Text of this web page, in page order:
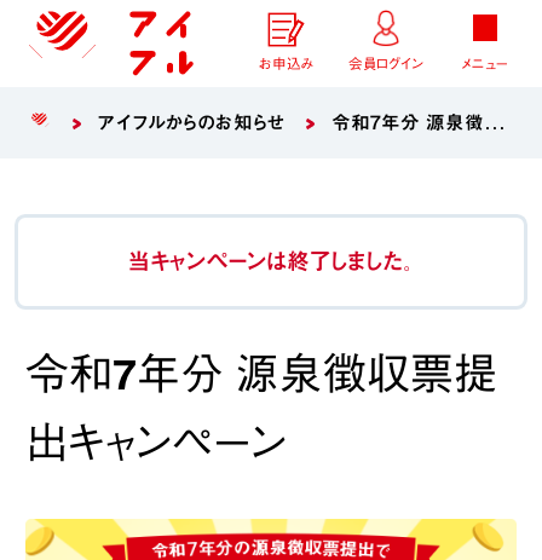
お申込み 会員ログイン メニュー
アイフルからのお知らせ 令和7年分 源泉徴収票提出キャンペーン
当キャンペーンは終了しました。
令和7年分 源泉徴収票提
出キャンペーン